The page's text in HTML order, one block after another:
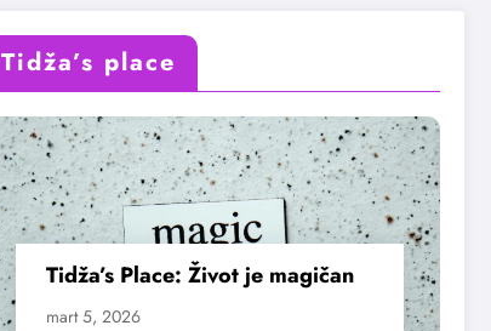
Tidža’s place
Tidža’s Place: Život je magičan
mart 5, 2026